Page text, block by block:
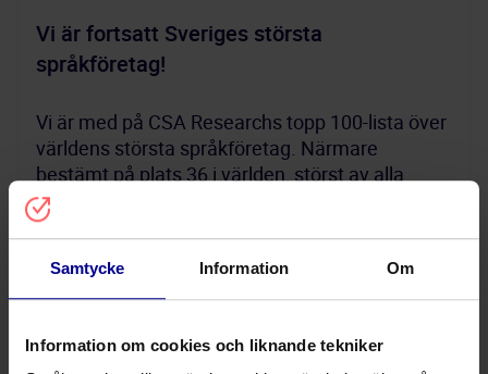
Samtycke Information Om
Information om cookies och liknande tekniker
Vi är fortsatt Sveriges största
språkföretag!
Vi är med på CSA Researchs topp 100-lista över
världens största språkföretag. Närmare
bestämt på plats 36 i världen, störst av alla
svenska företag, och plats 9 i norra Europa (ja,